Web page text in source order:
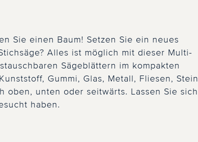
Sie einen Baum! Setzen Sie ein neues
Alles ist möglich mit dieser Multi-
Sägeblättern im kompakten
Gummi, Glas, Metall, Fliesen, Stein
oben, unten oder seitwärts. Lassen Sie sich
haben.